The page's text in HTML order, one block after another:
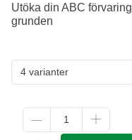
4 varianter
Utöka din ABC
grunden